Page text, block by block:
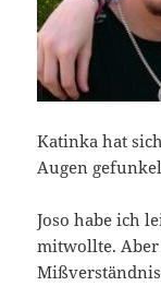
Katinka hat
Augen
Joso habe ich
mitwollte.